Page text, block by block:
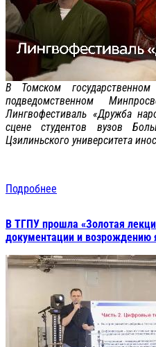
В Томском государственном
подведомственном
Лингвофестиваль «Дружба
сцене студентов вузов
Цзилиньского университета
Подробнее
В ТГПУ прошла «Золотая
документации и возрождению